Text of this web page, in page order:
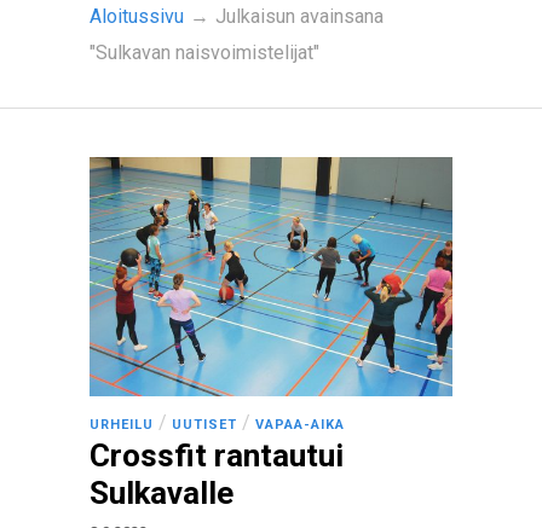
Aloitussivu → Julkaisun avainsana
"Sulkavan naisvoimistelijat"
URHEILU / UUTISET / VAPAA-AIKA
Crossfit rantautui
Sulkavalle